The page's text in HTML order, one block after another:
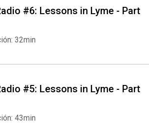
#6: Lessons in Lyme - Part
32min
#5: Lessons in Lyme - Part
43min